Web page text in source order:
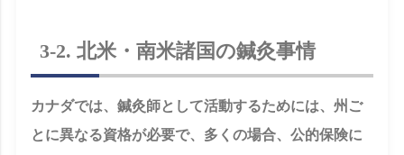
3-2. 北米・南米諸国の鍼灸事情
カナダでは、鍼灸師として活動するためには、州ご
とに異なる資格が必要で、多くの場合、公的保険に